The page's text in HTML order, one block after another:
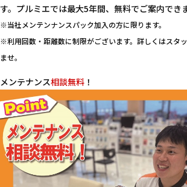
す。プルミエでは最大5年間、無料でご案内でき
※当社メンテンナンスパック加入の方に限ります。
※利用回数・距離数に制限がございます。詳しくはスタ
ませ。
メンテナンス相談無料 ！